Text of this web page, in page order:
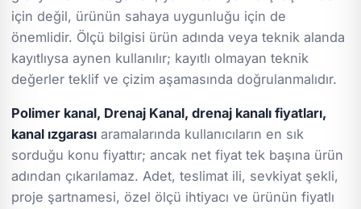
için değil, ürünün sahaya uygunluğu için de
önemlidir. Ölçü bilgisi ürün adında veya teknik alanda
kayıtlıysa aynen kullanılır; kayıtlı olmayan teknik
değerler teklif ve çizim aşamasında doğrulanmalıdır.
Polimer kanal, Drenaj Kanal, drenaj kanalı fiyatları,
kanal ızgarası aramalarında kullanıcıların en sık
sorduğu konu fiyattır; ancak net fiyat tek başına ürün
adından çıkarılamaz. Adet, teslimat ili, sevkiyat şekli,
proje şartnamesi, özel ölçü ihtiyacı ve ürünün fiyatlı